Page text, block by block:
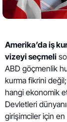
Amerika’da iş
vizeyi seçmeli
ABD göçmenlik
kurma fikrini
hangi ekonomik
Devletleri
girişimciler için